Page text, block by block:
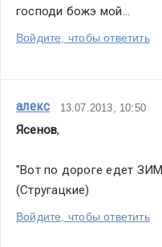
господи божэ мой...
Войдите, чтобы ответить
алекс 13.07.2013, 10:50
Ясенов,
"Вот по дороге едет
(Стругацкие)
Войдите, чтобы ответить